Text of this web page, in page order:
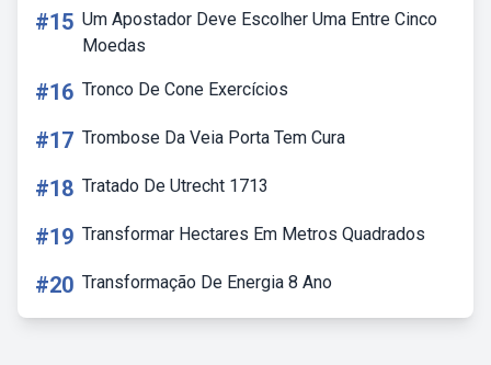
#15 Um Apostador Deve Escolher Uma Entre Cinco
Moedas
#16 Tronco De Cone Exercícios
#17 Trombose Da Veia Porta Tem Cura
#18 Tratado De Utrecht 1713
#19 Transformar Hectares Em Metros Quadrados
#20 Transformação De Energia 8 Ano